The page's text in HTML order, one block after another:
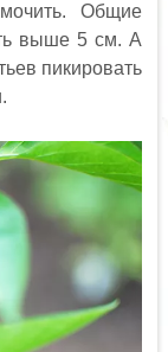
Общие
выше 5 см. А
пикировать